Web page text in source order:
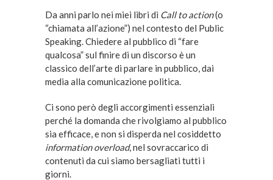
Da anni parlo nei miei libri di Call to action(o
“chiamata all’azione”) nel contesto del Public
Speaking. Chiedere al pubblico di “fare
qualcosa” sul finire di un discorso è un
classico dell’arte di parlare in pubblico, dai
media alla comunicazione politica.
Ci sono però degli accorgimenti essenziali
perché la domanda che rivolgiamo al pubblico
sia efficace, e non si disperda nel cosiddetto
information overload, nel sovraccarico di
contenuti da cui siamo bersagliati tutti i
giorni.